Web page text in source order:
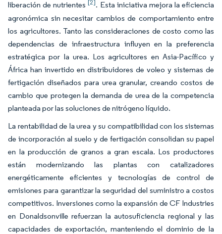
liberación de nutrientes[2]. Esta iniciativa mejora la eficiencia
agronómica sin necesitar cambios de comportamiento entre
los agricultores. Tanto las consideraciones de costo como las
dependencias de infraestructura influyen en la preferencia
estratégica por la urea. Los agricultores en Asia-Pacífico y
África han invertido en distribuidores de voleo y sistemas de
fertigación diseñados para urea granular, creando costos de
cambio que protegen la demanda de urea de la competencia
planteada por las soluciones de nitrógeno líquido.
La rentabilidad de la urea y su compatibilidad con los sistemas
de incorporación al suelo y de fertigación consolidan su papel
en la producción de granos a gran escala. Los productores
están modernizando las plantas con catalizadores
energéticamente eficientes y tecnologías de control de
emisiones para garantizar la seguridad del suministro a costos
competitivos. Inversiones como la expansión de CF Industries
en Donaldsonville refuerzan la autosuficiencia regional y las
capacidades de exportación, manteniendo el dominio de la